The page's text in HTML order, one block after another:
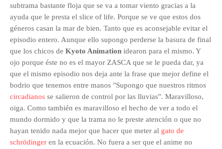
subtrama bastante floja que se va a tomar viento gracias a la
ayuda que le presta el slice of life. Porque se ve que estos dos
géneros casan la mar de bien. Tanto que es aconsejable evitar el
episodio entero. Aunque ello supongo perderse la basura de final
que los chicos de Kyoto Animation idearon para el mismo. Y
ojo porque éste no es el mayor ZASCA que se le pueda dar, ya
que el mismo episodio nos deja ante la frase que mejor define el
bodrio que tenemos entre manos "Supongo que nuestros ritmos
circadianos se salieron de control por las lluvias". Maravilloso,
oiga. Como también es maravilloso el hecho de ver a todo el
mundo dormido y que la trama no le preste atención o que no
hayan tenido nada mejor que hacer que meter al gato de
schrödinger en la ecuación. No fuera a ser que el anime no